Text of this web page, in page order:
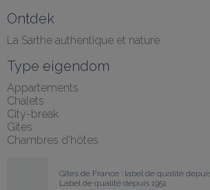
Ontdek
La Sarthe authentique et nature
Type eigendom
Appartements
Chalets
City-break
Gîtes
Chambres d'hôtes
Gîtes de France : label de qualité depuis
Label de qualité depuis 1951